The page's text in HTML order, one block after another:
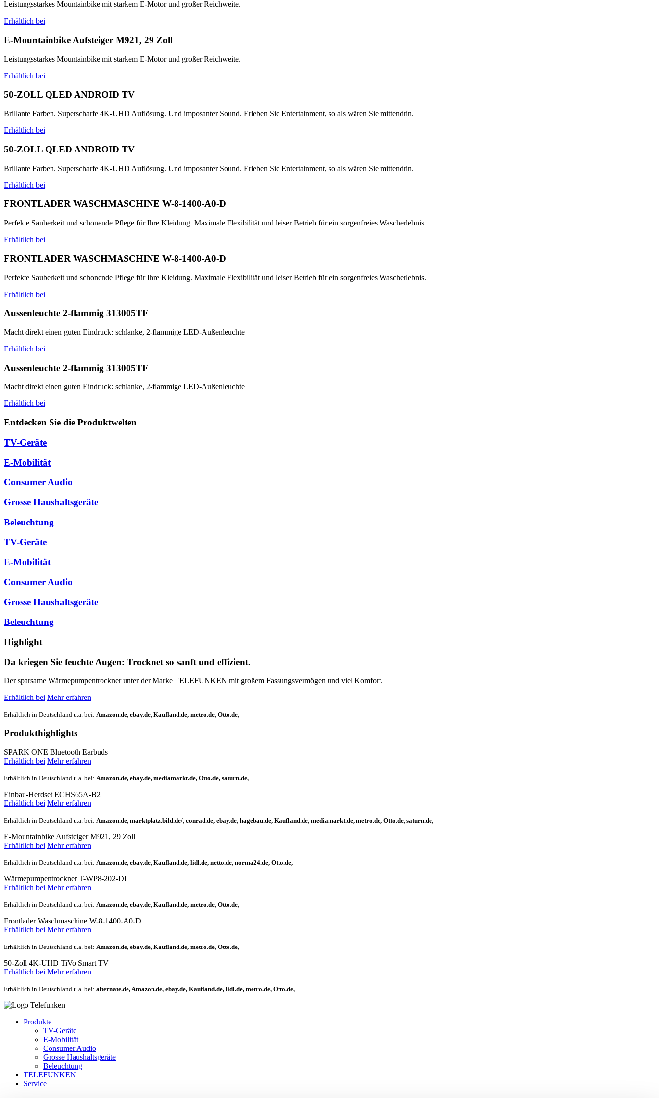
Leistungsstarkes Mountainbike mit starkem E-Motor und großer Reichweite.
Erhältlich bei
E-Mountainbike Aufsteiger M921, 29 Zoll
Leistungsstarkes Mountainbike mit starkem E-Motor und großer Reichweite.
Erhältlich bei
50-ZOLL QLED ANDROID TV
Brillante Farben. Superscharfe 4K-UHD Auflösung. Und imposanter Sound. Erleben Sie Entertainment, so als wären Sie mittendrin.
Erhältlich bei
50-ZOLL QLED ANDROID TV
Brillante Farben. Superscharfe 4K-UHD Auflösung. Und imposanter Sound. Erleben Sie Entertainment, so als wären Sie mittendrin.
Erhältlich bei
FRONTLADER WASCHMASCHINE W-8-1400-A0-D
Perfekte Sauberkeit und schonende Pflege für Ihre Kleidung. Maximale Flexibilität und leiser Betrieb für ein sorgenfreies Wascherlebnis.
Erhältlich bei
FRONTLADER WASCHMASCHINE W-8-1400-A0-D
Perfekte Sauberkeit und schonende Pflege für Ihre Kleidung. Maximale Flexibilität und leiser Betrieb für ein sorgenfreies Wascherlebnis.
Erhältlich bei
Aussenleuchte 2-flammig 313005TF
Macht direkt einen guten Eindruck: schlanke, 2-flammige LED-Außenleuchte
Erhältlich bei
Aussenleuchte 2-flammig 313005TF
Macht direkt einen guten Eindruck: schlanke, 2-flammige LED-Außenleuchte
Erhältlich bei
Entdecken Sie die Produktwelten
TV-Geräte
E-Mobilität
Consumer Audio
Grosse Haushaltsgeräte
Beleuchtung
TV-Geräte
E-Mobilität
Consumer Audio
Grosse Haushaltsgeräte
Beleuchtung
Highlight
Da kriegen Sie feuchte Augen: Trocknet so sanft und effizient.
Der sparsame Wärmepumpentrockner unter der Marke TELEFUNKEN mit großem Fassungsvermögen und viel Komfort.
Erhältlich bei Mehr erfahren
Erhältlich in Deutschland u.a. bei: Amazon.de, ebay.de, Kaufland.de, metro.de, Otto.de,
Produkthighlights
SPARK ONE Bluetooth Earbuds
Erhältlich bei Mehrerfahren
Erhältlich in Deutschland u.a. bei: Amazon.de, ebay.de, mediamarkt.de, Otto.de, saturn.de,
Einbau-Herdset ECHS65A-B2
Erhältlich bei Mehrerfahren
Erhältlich in Deutschland u.a. bei: Amazon.de, marktplatz.bild.de/, conrad.de, ebay.de, hagebau.de, Kaufland.de, mediamarkt.de, metro.de, Otto.de, saturn.de,
E-Mountainbike Aufsteiger M921, 29 Zoll
Erhältlich bei Mehrerfahren
Erhältlich in Deutschland u.a. bei: Amazon.de, ebay.de, Kaufland.de, lidl.de, netto.de, norma24.de, Otto.de,
Wärmepumpen­trockner T-WP8-202-DI
Erhältlich bei Mehrerfahren
Erhältlich in Deutschland u.a. bei: Amazon.de, ebay.de, Kaufland.de, metro.de, Otto.de,
Frontlader Waschmaschine W-8-1400-A0-D
Erhältlich bei Mehrerfahren
Erhältlich in Deutschland u.a. bei: Amazon.de, ebay.de, Kaufland.de, metro.de, Otto.de,
50-Zoll 4K-UHD TiVo Smart TV
Erhältlich bei Mehrerfahren
Erhältlich in Deutschland u.a. bei: alternate.de, Amazon.de, ebay.de, Kaufland.de, lidl.de, metro.de, Otto.de,
Produkte
TV-Geräte
E-Mobilität
Consumer Audio
Grosse Haushaltsgeräte
Beleuchtung
TELEFUNKEN
Service